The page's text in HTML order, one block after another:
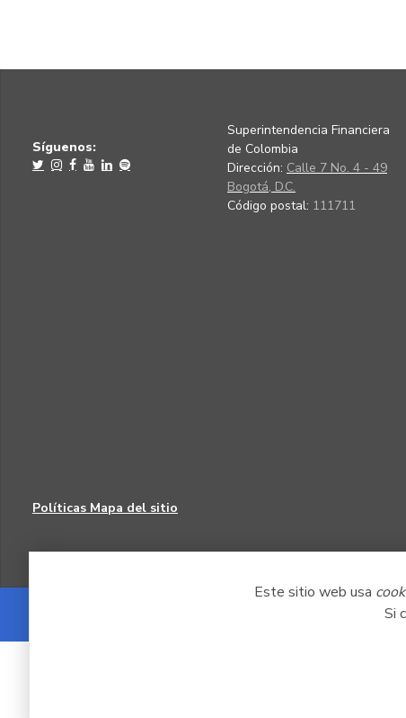
Este sitio web usa
Si
Síguenos:
Superintendencia Financiera
de Colombia
Dirección: Calle 7 No. 4 - 49
Bogotá, D.C.
Código postal: 111711
Políticas Mapa del sitio